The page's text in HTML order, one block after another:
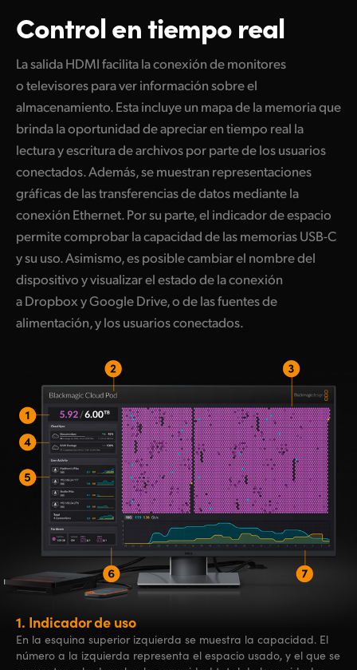
Control en tiempo real
La salida HDMI facilita la conexión de monitores
o televisores para ver información sobre el
almacenamiento. Esta incluye un mapa de la memoria que
brinda la oportunidad de apreciar en tiempo real la
lectura y escritura de archivos por parte de los usuarios
conectados. Además, se muestran representaciones
gráficas de las transferencias de datos mediante la
conexión Ethernet. Por su parte, el indicador de espacio
permite comprobar la capacidad de las memorias USB-C
y su uso. Asimismo, es posible cambiar el nombre del
dispositivo y visualizar el estado de la conexión
a Dropbox y Google Drive, o de las fuentes de
alimentación, y los usuarios conectados.
1. Indicador de uso
En la esquina superior izquierda se muestra la capacidad. El
número a la izquierda representa el espacio usado, y el que se